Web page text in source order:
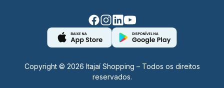
Copyright © 2026 Itajaí Shopping – Todos os direitos
reservados.